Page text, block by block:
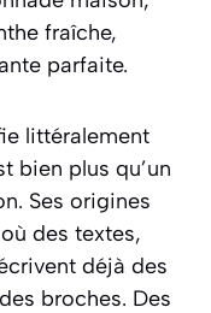
fraîche,
parfaite.
littéralement
bien plus qu’un
Ses origines
des textes,
déjà des
broches. Des